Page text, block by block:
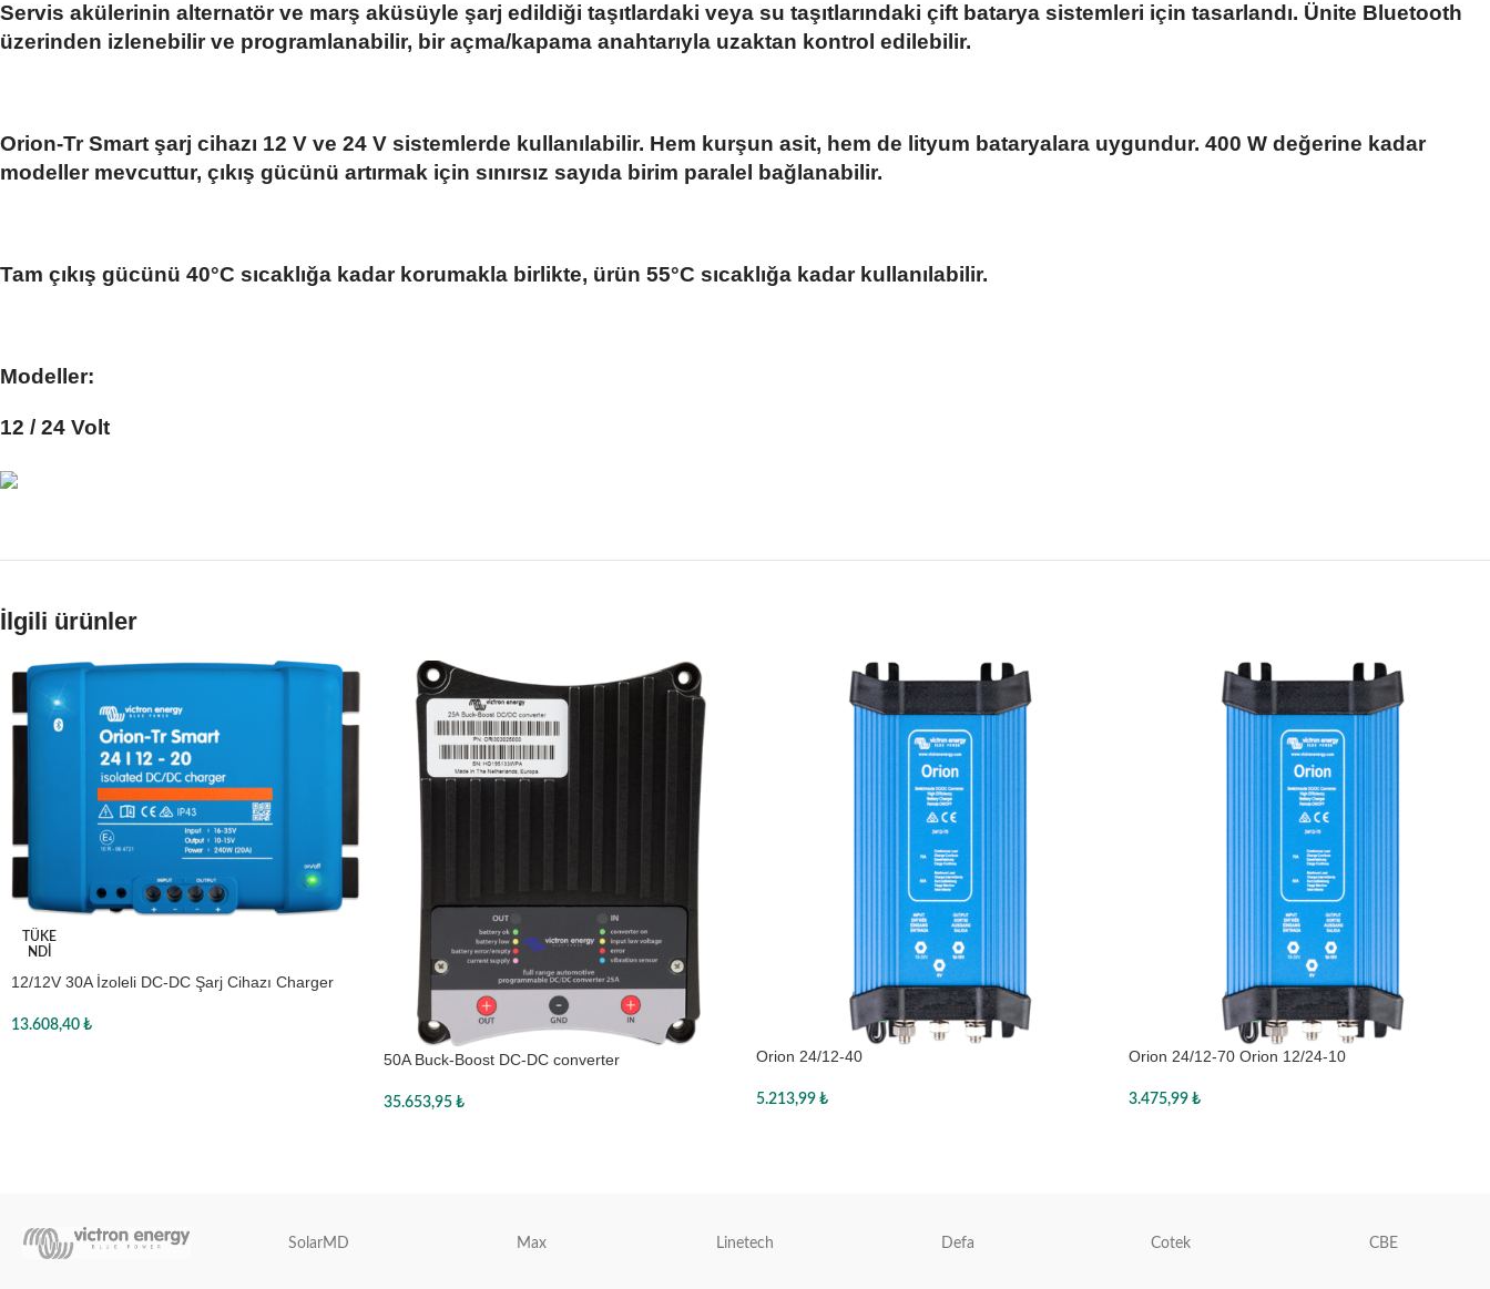
Servis akülerinin alternatör ve marş aküsüyle şarj edildiği taşıtlardaki veya su taşıtlarındaki çift batarya sistemleri için tasarlandı. Ünite Bluetooth
üzerinden izlenebilir ve programlanabilir, bir açma/kapama anahtarıyla uzaktan kontrol edilebilir.
Orion-Tr Smart şarj cihazı 12 V ve 24 V sistemlerde kullanılabilir. Hem kurşun asit, hem de lityum bataryalara uygundur. 400 W değerine kadar
modeller mevcuttur, çıkış gücünü artırmak için sınırsız sayıda birim paralel bağlanabilir.
Tam çıkış gücünü 40°C sıcaklığa kadar korumakla birlikte, ürün 55°C sıcaklığa kadar kullanılabilir.
Modeller:
12 / 24 Volt
İlgili ürünler
TÜKE
NDI
12/12V 30A İzoleli DC-DC Şarj Cihazı Charger
13.608,40 ₺
50A Buck-Boost DC-DC converter
35.653,95 ₺
Orion 24/12-40
5.213,99 ₺
Orion 24/12-70 Orion 12/24-10
3.475,99 ₺
SolarMD Max Linetech Defa Cotek CBE